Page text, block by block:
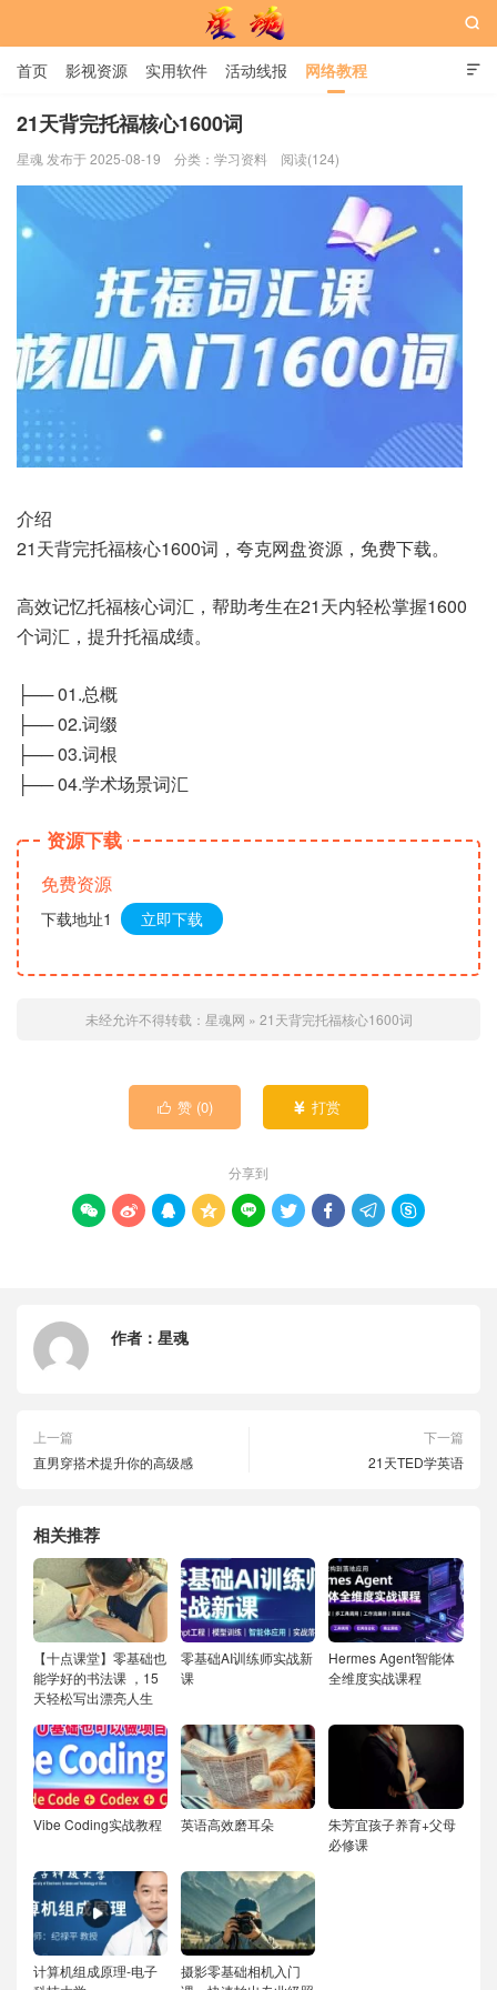
星魂网

首页 影视资源 实用软件 活动线报 网络教程
用户中心 书籍 娱乐

21天背完托福核心1600词
星魂 发布于 2025-08-19 分类： 学习资料 阅读(124)
介绍
21天背完托福核心1600词，夸克网盘资源，免费下载。
高效记忆托福核心词汇，帮助考生在21天内轻松掌握1600
个词汇，提升托福成绩。
├── 01.总概
├── 02.词缀
├── 03.词根
├── 04.学术场景词汇
资源下载
免费资源
下载地址1 立即下载
未经允许不得转载： 星魂网 » 21天背完托福核心1600词
 赞 (0)  打赏
分享到
        
作者： 星魂
上一篇
直男穿搭术提升你的高级感
下一篇
21天TED学英语
相关推荐
【十点课堂】零基础也
能学好的书法课 ，15
天轻松写出漂亮人生
零基础AI训练师实战新
课
Hermes Agent智能体
全维度实战课程
Vibe Coding实战教程 英语高效磨耳朵
朱芳宜孩子养育+父母
必修课
计算机组成原理-电子
摄影零基础相机入门